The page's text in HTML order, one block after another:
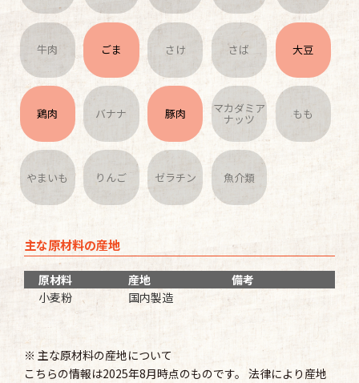
牛肉 ごま さけ さば 大豆
鶏肉 バナナ 豚肉 マカダミア
ナッツ もも
やまいも りんご ゼラチン 魚介類
主な原材料の産地
原材料 産地
備考
小麦粉
国内製造
※ 主な原材料の産地について
こちらの情報は2025年8月時点のものです。 法律により産地